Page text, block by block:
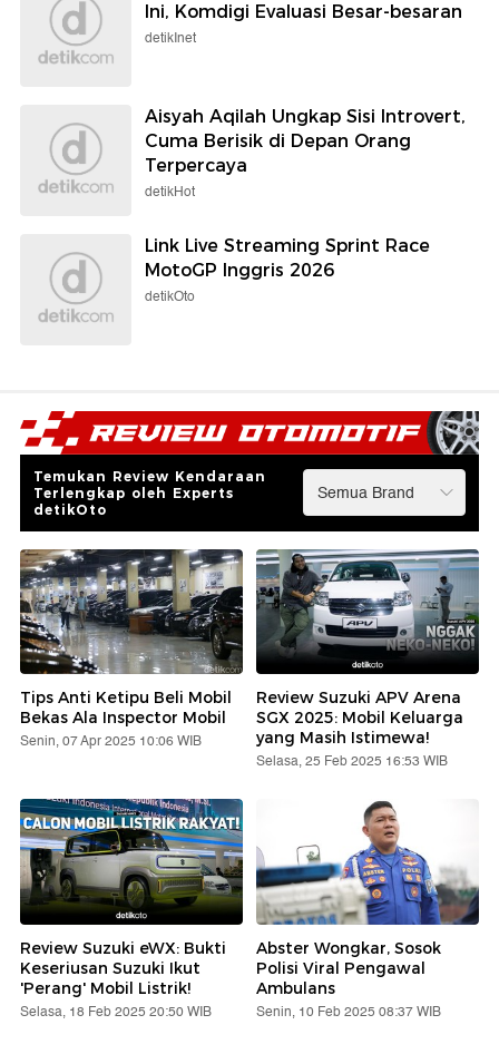
Ini, Komdigi Evaluasi Besar-besaran
detikInet
Aisyah Aqilah Ungkap Sisi Introvert,
Cuma Berisik di Depan Orang
Terpercaya
detikHot
Link Live Streaming Sprint Race
MotoGP Inggris 2026
detikOto
Temukan Review Kendaraan
Terlengkap oleh Experts
detikOto
Tips Anti Ketipu Beli Mobil
Bekas Ala Inspector Mobil
Senin, 07 Apr 2025 10:06 WIB
Review Suzuki APV Arena
SGX 2025: Mobil Keluarga
yang Masih Istimewa!
Selasa, 25 Feb 2025 16:53 WIB
Review Suzuki eWX: Bukti
Keseriusan Suzuki Ikut
'Perang' Mobil Listrik!
Selasa, 18 Feb 2025 20:50 WIB
Abster Wongkar, Sosok
Polisi Viral Pengawal
Ambulans
Senin, 10 Feb 2025 08:37 WIB